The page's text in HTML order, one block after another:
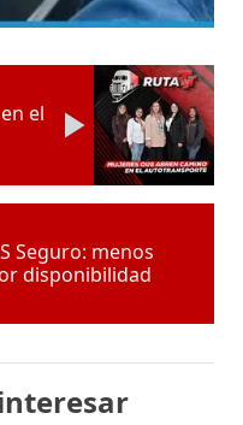
el
Seguro: menos
disponibilidad